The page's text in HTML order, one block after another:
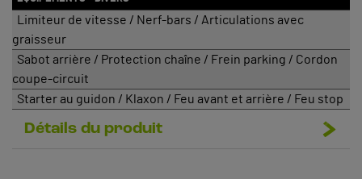
Limiteur de vitesse / Nerf-bars / Articulations avec
graisseur
Sabot arrière / Protection chaîne / Frein parking / Cordon
coupe-circuit
Starter au guidon / Klaxon / Feu avant et arrière / Feu stop
Détails du produit